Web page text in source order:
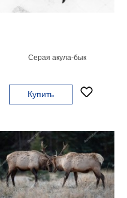
Серая акула-бык
Купить